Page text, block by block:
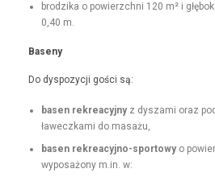
brodzi­ka o powierzch­ni 120 m² i
0,40 m.
Base­ny
Do dys­pozy­cji goś­ci są:
basen rekrea­cyjnyz dysza­mi oraz
ławeczka­mi do masażu,
basen rekrea­cyjno-sportowyo
wyposażony m.in. w: